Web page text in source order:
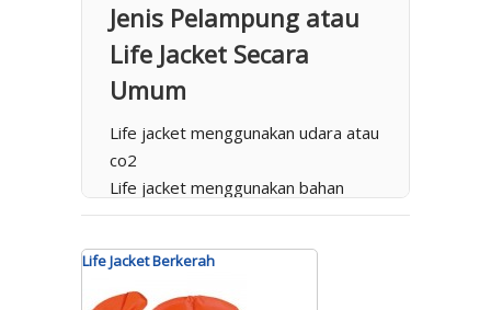
Jenis Pelampung atau
Life Jacket Secara
Umum
Life jacket menggunakan udara atau
co2
Life jacket menggunakan bahan
busa styrofoam
pelampung mempunyai beberapa
type dan fungsi tersendiri, mulai
Life Jacket Berkerah